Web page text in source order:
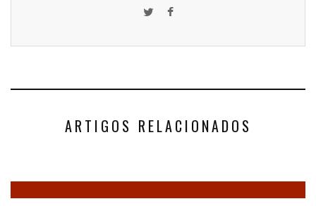
ARTIGOS RELACIONADOS